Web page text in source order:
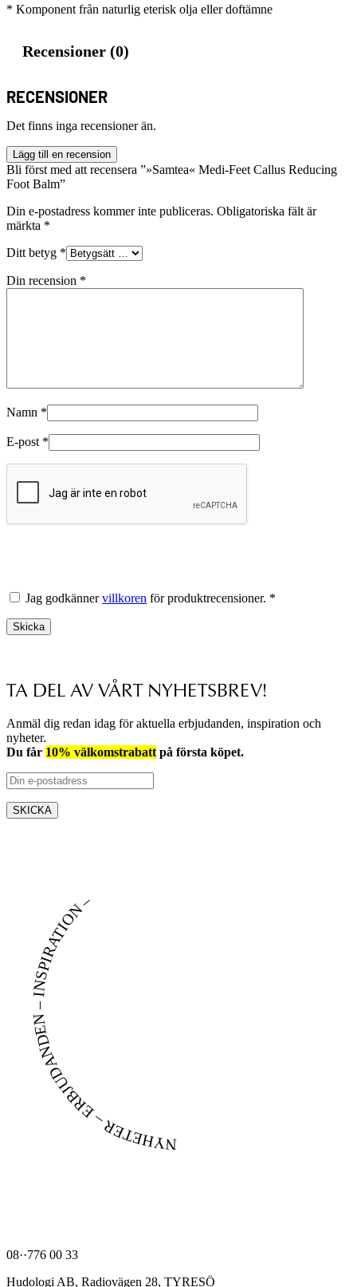
* Komponent från naturlig eterisk olja eller doftämne
Recensioner (0)
RECENSIONER
Det finns inga recensioner än.
Lägg till en recension
Bli först med att recensera ”»Samtea« Medi-Feet Callus Reducing
Foot Balm”
Din e-postadress kommer inte publiceras. Obligatoriska fält är
märkta *
Ditt betyg *
Din recension *
Namn *
E-post *
Jag godkännervillkoren för produktrecensioner. *
Skicka
TA DEL AV VÅRT NYHETSBREV!
Anmäl dig redan idag för aktuella erbjudanden, inspiration och
nyheter.
Du får 10% välkomstrabatt på första köpet.
NYHETER – ERBJUDANDEN – INSPIRATION –
08··776 00 33
Hudologi AB, Radiovägen 28, TYRESÖ